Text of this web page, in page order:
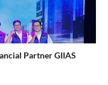
Partner GIIAS